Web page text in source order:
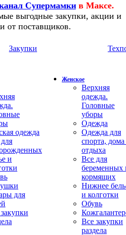
Супермамки в Максе.
выгодные закупки, акции и
от поставщиков.
Закупки
одежда
и
для
Женское
Верхняя
одежда.
Головные
уборы
Одежда
Одежда для
спорта,
отдыха
Все для
беременных
кормящих
Нижнее
и колготки
Обувь
Все закупки
раздела